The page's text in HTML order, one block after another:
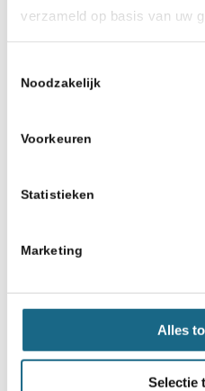
verzameld op basis van uw
Noodzakelijk
Voorkeuren
Statistieken
Marketing
Alles
Selectie